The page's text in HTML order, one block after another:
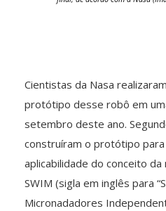
Cientistas da Nasa
protótipo desse robô em
setembro deste ano.
construíram o protótipo
aplicabilidade do conceito da
SWIM (sigla em inglês para
Micronadadores